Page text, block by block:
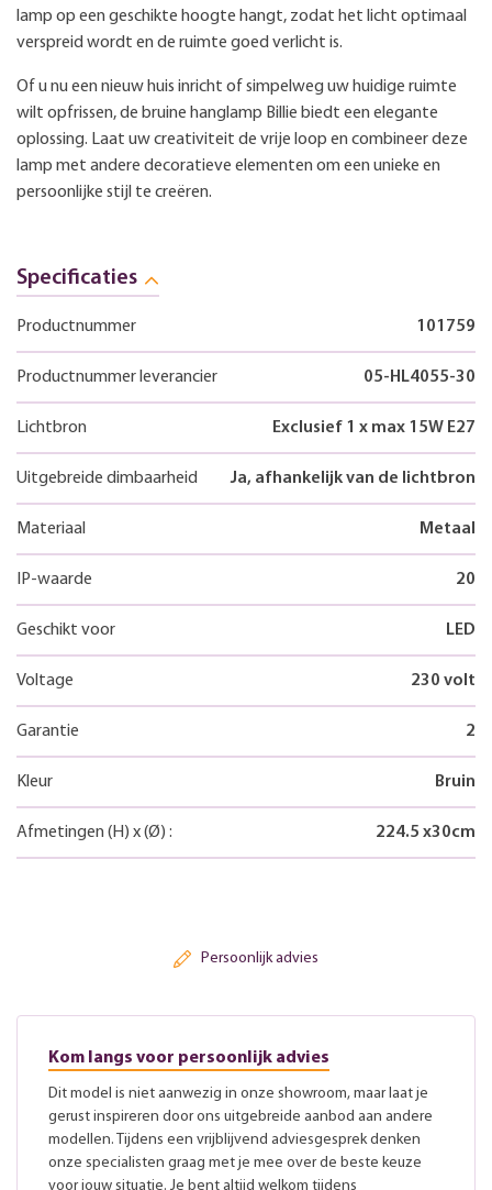
lamp op een geschikte hoogte hangt, zodat het licht optimaal
verspreid wordt en de ruimte goed verlicht is.
Of u nu een nieuw huis inricht of simpelweg uw huidige ruimte
wilt opfrissen, de bruine hanglamp Billie biedt een elegante
oplossing. Laat uw creativiteit de vrije loop en combineer deze
lamp met andere decoratieve elementen om een unieke en
persoonlijke stijl te creëren.
Specificaties
Productnummer 101759
Productnummer leverancier 05-HL4055-30
Lichtbron Exclusief 1 x max 15W E27
Uitgebreide dimbaarheid Ja, afhankelijk van de lichtbron
Materiaal Metaal
IP-waarde 20
Geschikt voor LED
Voltage 230 volt
Garantie 2
Kleur Bruin
Afmetingen (H) x(Ø) : 224.5 x30cm
Persoonlijk advies
Kom langs voor persoonlijk advies
Dit model is niet aanwezig in onze showroom, maar laat je
gerust inspireren door ons uitgebreide aanbod aan andere
modellen. Tijdens een vrijblijvend adviesgesprek denken
onze specialisten graag met je mee over de beste keuze
voor jouw situatie. Je bent altijd welkom tijdens